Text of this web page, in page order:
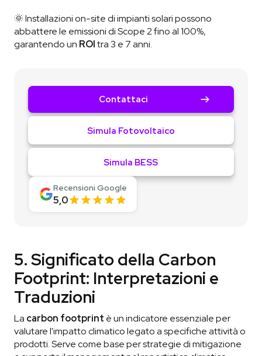
🌞 Installazioni on-site di impianti solari possono
abbattere le emissioni di Scope 2 fino al 100%,
garantendo un ROItra 3 e 7 anni.
Contattaci
Simula Fotovoltaico
Simula BESS
Recensioni Google
5,0
5. Significato della Carbon
Footprint: Interpretazioni e
Traduzioni
La carbon footprint è un indicatore essenziale per
valutare l'impatto climatico legato a specifiche attività o
prodotti. Serve come base per strategie di mitigazione